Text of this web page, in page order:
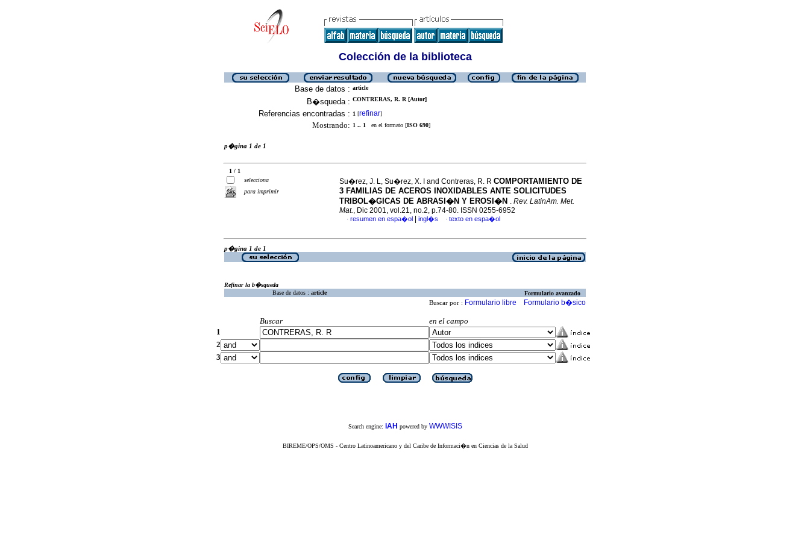
Colección de la biblioteca
Base de datos : article
B�squeda : CONTRERAS, R. R [Autor]
Referencias encontradas : 1 [refinar]
Mostrando: 1 .. 1 en el formato [ISO 690]
p�gina 1 de 1
1 / 1
selecciona
para imprimir
Su�rez, J. L, Su�rez, X. I and Contreras, R. R COMPORTAMIENTO DE
3 FAMILIAS DE ACEROS INOXIDABLES ANTE SOLICITUDES
TRIBOL�GICAS DE ABRASI�N Y EROSI�N . Rev. LatinAm. Met.
Mat., Dic 2001, vol.21, no.2, p.74-80. ISSN 0255-6952
· resumen en espa�ol ingl�s · texto en espa�ol
p�gina 1 de 1
Refinar la b�squeda
Base de datos : article Formulario avanzado
Buscar por : Formulario libre Formulario b�sico
Buscar
en el campo
1
2
3
Search engine: iAH powered by WWWISIS
BIREME/OPS/OMS - Centro Latinoamericano y del Caribe de Informaci�n en Ciencias de la Salud